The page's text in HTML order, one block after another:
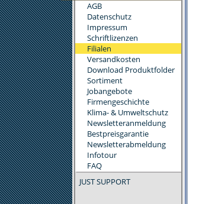
AGB
Datenschutz
Impressum
Schriftlizenzen
Filialen
Versandkosten
Download Produktfolder
Sortiment
Jobangebote
Firmengeschichte
Klima- & Umweltschutz
Newsletteranmeldung
Bestpreisgarantie
Newsletterabmeldung
Infotour
FAQ
JUST SUPPORT